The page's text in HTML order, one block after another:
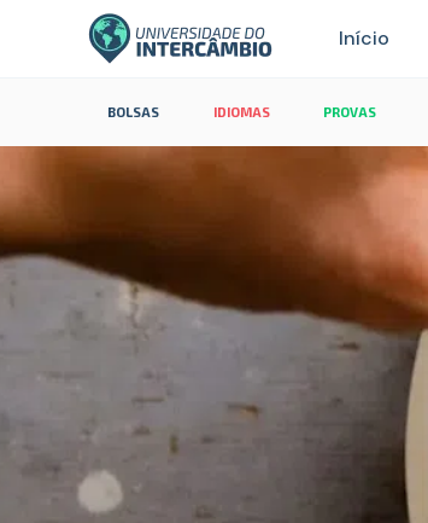
Início
BOLSAS IDIOMAS PROVAS